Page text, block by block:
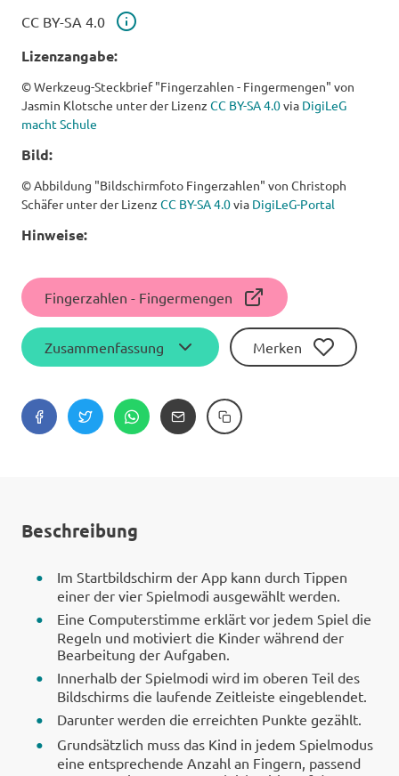
CC BY-SA 4.0
Lizenzangabe:
© Werkzeug-Steckbrief "Fingerzahlen - Fingermengen" von
Jasmin Klotsche unter der Lizenz CC BY-SA 4.0via DigiLeG
macht Schule
Bild:
© Abbildung "Bildschirmfoto Fingerzahlen" von Christoph
Schäfer unter der Lizenz CC BY-SA 4.0via DigiLeG-Portal
Hinweise:
Fingerzahlen - Fingermengen
Zusammenfassung Merken
Beschreibung
Im Startbildschirm der App kann durch Tippen
einer der vier Spielmodi ausgewählt werden.
Eine Computerstimme erklärt vor jedem Spiel die
Regeln und motiviert die Kinder während der
Bearbeitung der Aufgaben.
Innerhalb der Spielmodi wird im oberen Teil des
Bildschirms die laufende Zeitleiste eingeblendet.
Darunter werden die erreichten Punkte gezählt.
Grundsätzlich muss das Kind in jedem Spielmodus
eine entsprechende Anzahl an Fingern, passend